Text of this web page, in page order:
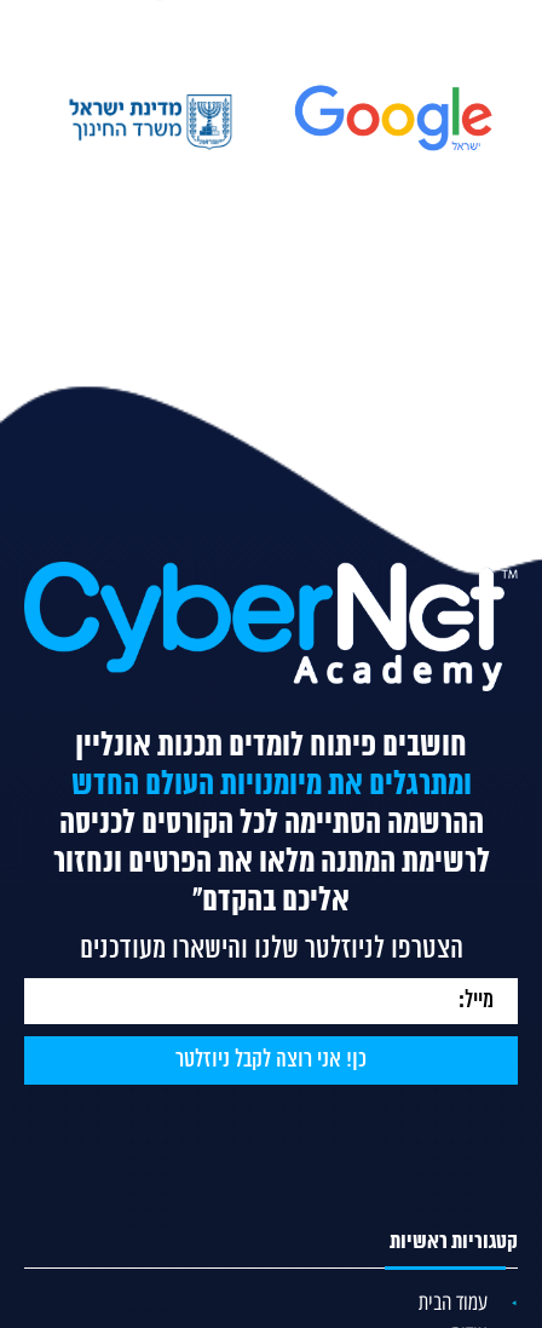
חושבים פיתוח לומדים תכנות אונליין
ומתרגלים את מיומנויות העולם החדש
ההרשמה הסתיימה לכל הקורסיםלכניסה
לרשימת המתנה מלאו את הפרטים ונחזור
אליכם בהקדם"
הצטרפו לניוזלטר שלנו והישארו מעודכנים
קטגוריות ראשיות
עמוד הבית